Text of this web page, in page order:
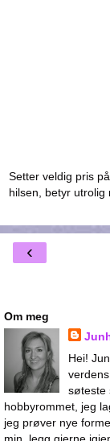
Setter veldig pris
hilsen, betyr utrolig
‹
Om meg
Hei!
søteste
hobbyrommet, jeg
jeg prøver nye